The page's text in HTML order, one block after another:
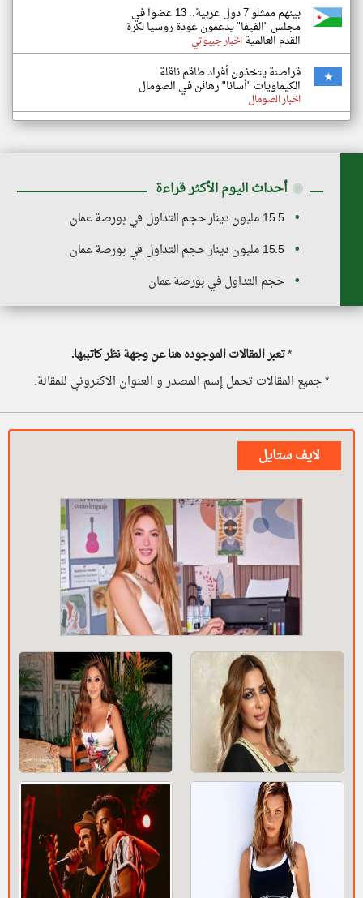
بينهم ممثلو 7 دول عربية.. 13 عضوا في
مجلس "الفيفا" يدعمون عودة روسيا لكرة
القدم العالميةاخبار جيبوتي
قراصنة يتخذون أفراد طاقم ناقلة
الكيماويات "أسانا" رهائن في الصومال
اخبار الصومال
◉ أحداث اليوم الأكثر قراءة
15.5 مليون دينار حجم التداول في بورصة عمان
15.5 مليون دينار حجم التداول في بورصة عمان
حجم التداول في بورصة عمان
*تعبر المقالات الموجوده هنا عن وجهة نظر كاتبيها.
* جميع المقالات تحمل إسم المصدر و العنوان الاكتروني للمقالة.
لايف ستايل